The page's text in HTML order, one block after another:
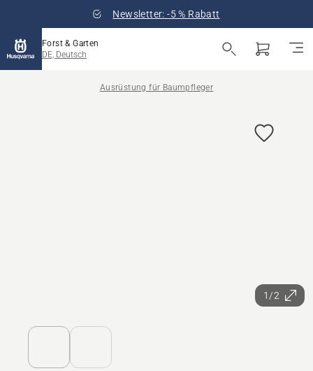
Newsletter: -5 % Rabatt
Forst & Garten
DE, Deutsch
Ausrüstung für Baumpfleger
1/2